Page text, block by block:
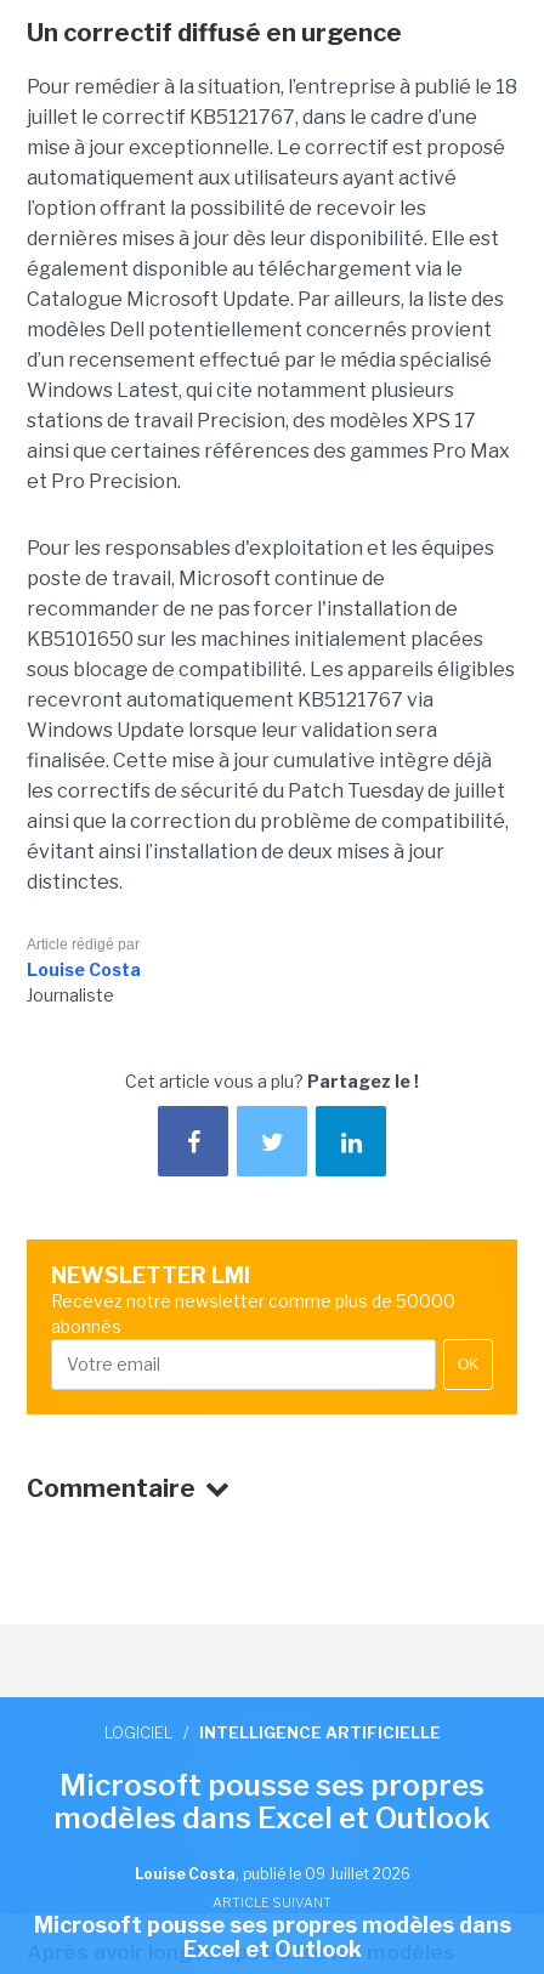
Un correctif diffusé en urgence
Pour remédier à la situation, l’entreprise à publié le 18
juillet le correctif KB5121767, dans le cadre d’une
mise à jour exceptionnelle. Le correctif est proposé
automatiquement aux utilisateurs ayant activé
l’option offrant la possibilité de recevoir les
dernières mises à jour dès leur disponibilité. Elle est
également disponible au téléchargement via le
Catalogue Microsoft Update. Par ailleurs, la liste des
modèles Dell potentiellement concernés provient
d’un recensement effectué par le média spécialisé
Windows Latest, qui cite notamment plusieurs
stations de travail Precision, des modèles XPS 17
ainsi que certaines références des gammes Pro Max
et Pro Precision.
Pour les responsables d'exploitation et les équipes
poste de travail, Microsoft continue de
recommander de ne pas forcer l'installation de
KB5101650 sur les machines initialement placées
sous blocage de compatibilité. Les appareils éligibles
recevront automatiquement KB5121767 via
Windows Update lorsque leur validation sera
finalisée. Cette mise à jour cumulative intègre déjà
les correctifs de sécurité du Patch Tuesday de juillet
ainsi que la correction du problème de compatibilité,
évitant ainsi l’installation de deux mises à jour
distinctes.
Article rédigé par
Louise Costa
Journaliste
Cet article vous a plu? Partagez le !
NEWSLETTER LMI
Recevez notre newsletter comme plus de 50000
abonnés
OK
Commentaire
ARTICLE SUIVANT
Microsoft pousse ses propres modèles dans
Excel et Outlook
LOGICIEL / INTELLIGENCE ARTIFICIELLE
Microsoft pousse ses propres
modèles dans Excel et Outlook
Louise Costa, publié le 09 Juillet 2026
Après avoir longtemps utilisé les modèles